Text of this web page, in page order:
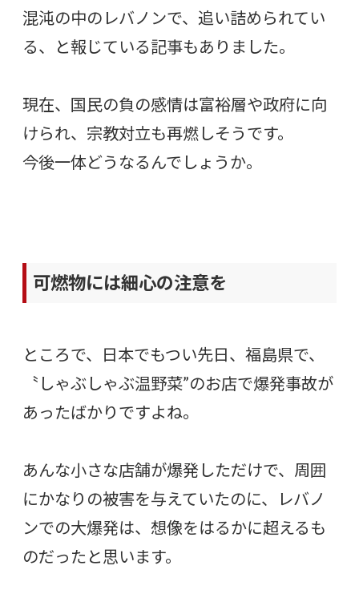
混沌の中のレバノンで、追い詰められてい
る、と報じている記事もありました。
現在、国民の負の感情は富裕層や政府に向
けられ、宗教対立も再燃しそうです。
今後一体どうなるんでしょうか。
可燃物には細心の注意を
ところで、日本でもつい先日、福島県で、
〝しゃぶしゃぶ温野菜”のお店で爆発事故が
あったばかりですよね。
あんな小さな店舗が爆発しただけで、周囲
にかなりの被害を与えていたのに、レバノ
ンでの大爆発は、想像をはるかに超えるも
のだったと思います。